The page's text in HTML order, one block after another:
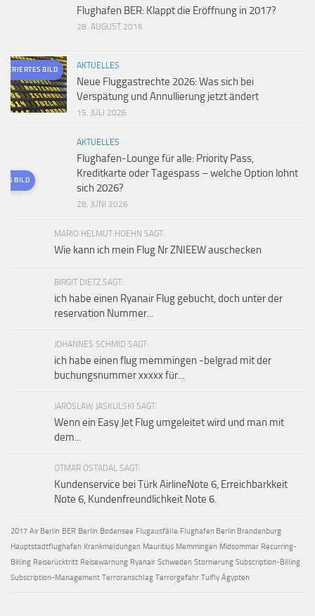
Flughafen BER: Klappt die Eröffnung in 2017?
28. AUGUST 2016
BILD AKTUELLES
Neue Fluggastrechte 2026: Was sich bei
Verspätung und Annullierung jetzt ändert
15. JULI 2026
BILD
AKTUELLES
Flughafen-Lounge für alle: Priority Pass,
Kreditkarte oder Tagespass – welche Option lohnt
sich 2026?
28. JUNI 2026
MARIO HELMUT HOEHN SAGT:
Wie kann ich mein Flug Nr ZNIEEW auschecken
BIRGIT DIETZ SAGT:
ich habe einen Ryanair Flug gebucht, doch unter der
reservation Nummer...
JOHANNES SCHMID SAGT:
ich habe einen flug memmingen -belgrad mit der
buchungsnummer xxxxx für...
JAROSLAW JASKULSKI SAGT:
Wenn ein Easy Jet Flug umgeleitet wird und man mit
dem...
OTMAR OSTADAL SAGT:
Kundenservice bei Türk AirlineNote 6, Erreichbarkkeit
Note 6, Kundenfreundlichkeit Note 6.
2017 Air Berlin BER Berlin Bodensee Flugausfälle Flughafen Berlin Brandenburg
Hauptstadtflughafen Krankmeldungen Mauritius Memmingen Midsommar Recurring-
Billing Reiserücktritt Reisewarnung Ryanair Schweden Stornierung Subscription-Billing
Subscription-Management Terroranschlag Terrorgefahr Tuifly Ägypten